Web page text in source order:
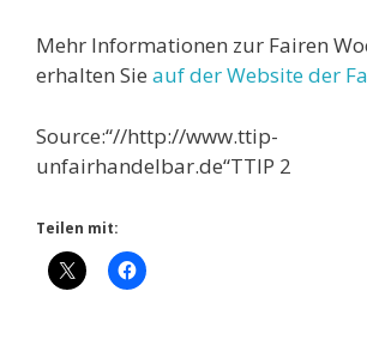
Mehr Informationen zur Fairen
erhalten Sie auf der Website der
Source:“//http://www.ttip-
unfairhandelbar.de“TTIP 2
Teilen mit: